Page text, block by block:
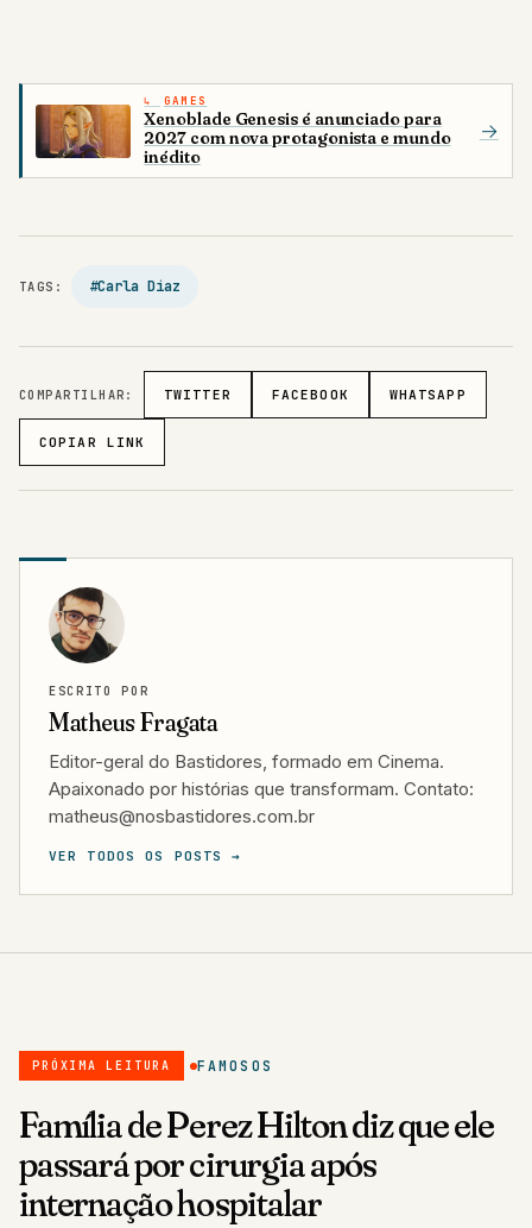
GAMES
Xenoblade Genesis é anunciado para
2027 com nova protagonista e mundo
inédito
→
TAGS: #Carla Diaz
COMPARTILHAR: TWITTER FACEBOOK WHATSAPP
COPIAR LINK
ESCRITO POR
Matheus Fragata
Editor-geral do Bastidores, formado em Cinema.
Apaixonado por histórias que transformam. Contato:
matheus@nosbastidores.com.br
VER TODOS OS POSTS →
PRÓXIMA LEITURA FAMOSOS
Família de Perez Hilton diz que ele
passará por cirurgia após
internação hospitalar